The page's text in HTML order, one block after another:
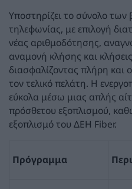
Υποστηρίζει το σύνολο των
τηλεφωνίας, με επιλογή
νέας αριθμοδότησης,
αναμονή κλήσης και
διασφαλίζοντας πλήρη και
τον τελικό πελάτη. Η
εύκολα μέσω μιας απλής
πρόσθετου εξοπλισμού,
εξοπλισμό του ΔΕΗ Fiber.
Πρόγραμμα